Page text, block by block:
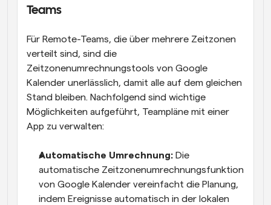
Teams
Für Remote-Teams, die über mehrere Zeitzonen
verteilt sind, sind die
Zeitzonenumrechnungstools von Google
Kalender unerlässlich, damit alle auf dem gleichen
Stand bleiben. Nachfolgend sind wichtige
Möglichkeiten aufgeführt, Teampläne mit einer
App zu verwalten:
Automatische Umrechnung: Die
automatische Zeitzonenumrechnungsfunktion
von Google Kalender vereinfacht die Planung,
indem Ereignisse automatisch in der lokalen